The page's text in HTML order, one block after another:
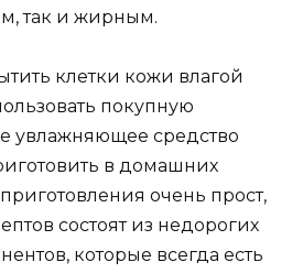
так и жирным.
клетки кожи влагой
покупную
увлажняющее средство
в домашних
очень прост,
состоят из недорогих
которые всегда есть